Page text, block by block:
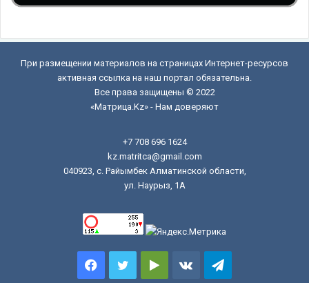
При размещении материалов на страницах Интернет-ресурсов
активная ссылка на наш портал обязательна.
Все права защищены © 2022
«Матрица.Kz» - Нам доверяют
+7 708 696 1624
kz.matritca@gmail.com
040923, с. Райымбек Алматинской области,
ул. Наурыз, 1А
FacebookTwitterGoogle vk.comTelegram